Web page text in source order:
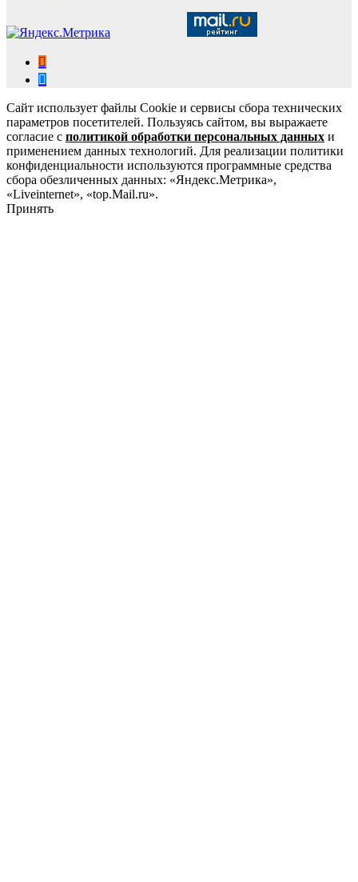
Сайт использует файлы Cookie и сервисы сбора технических
параметров посетителей. Пользуясь сайтом, вы выражаете
согласие с политикой обработки персональных данных и
применением данных технологий. Для реализации политики
конфиденциальности используются программные средства
сбора обезличенных данных: «Яндекс.Метрика»,
«Liveinternet», «top.Mail.ru».
Принять